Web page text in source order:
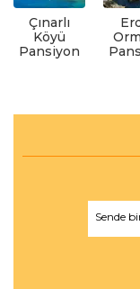
Çınarlı
Köyü
Pansiyon
Sende